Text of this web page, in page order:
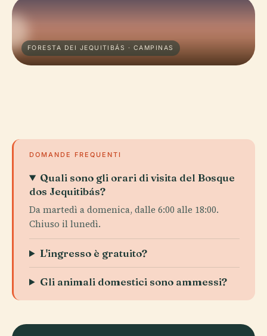
FORESTA DEI JEQUITIBÁS · CAMPINAS
DOMANDE FREQUENTI
Quali sono gli orari di visita del Bosque
dos Jequitibás?
Da martedì a domenica, dalle 6:00 alle 18:00.
Chiuso il lunedì.
L'ingresso è gratuito?
Gli animali domestici sono ammessi?